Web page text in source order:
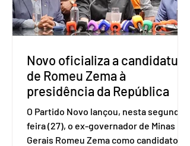
no quarto trimestre de 2025, os
empreendedores 60+ formalizados
atingiram o maior rendime
Novo oficializa a candidatura
de Romeu Zema à
presidência da República
O Partido Novo lançou, nesta segunda-
feira (27), o ex-governador de Minas
Gerais Romeu Zema como candidato à